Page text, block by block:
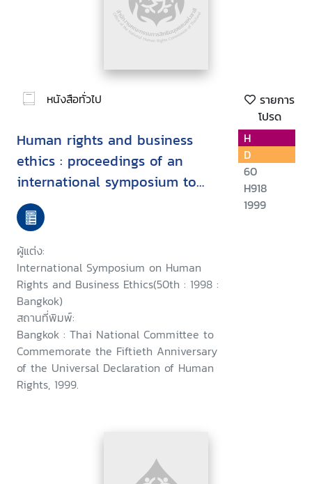
หนังสือทั่วไป
รายการ
โปรด
Human rights and business
ethics : proceedings of an
international symposium to
commemorate the fiftieth
anniversary of the Universal
Declaration of Human Rights,
24th October 1998, Bangkok
ผู้แต่ง:
International Symposium on Human
Rights and Business Ethics(50th : 1998 :
Bangkok)
สถานที่พิมพ์:
Bangkok : Thai National Committee to
Commemorate the Fiftieth Anniversary
of the Universal Declaration of Human
Rights, 1999.
H
D
60
H918
1999